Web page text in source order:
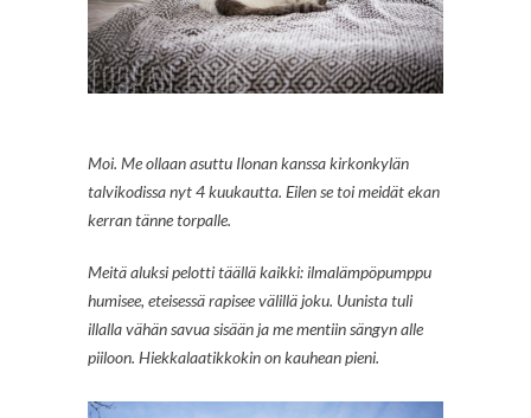
Moi. Me ollaan asuttu Ilonan kanssa kirkonkylän
talvikodissa nyt 4 kuukautta. Eilen se toi meidät ekan
kerran tänne torpalle.
Meitä aluksi pelotti täällä kaikki: ilmalämpöpumppu
humisee, eteisessä rapisee välillä joku. Uunista tuli
illalla vähän savua sisään ja me mentiin sängyn alle
piiloon. Hiekkalaatikkokin on kauhean pieni.